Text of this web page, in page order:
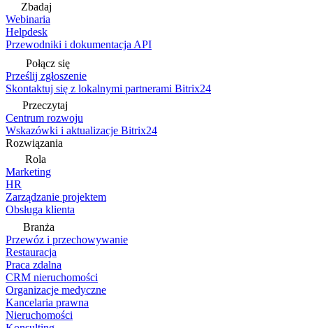
Zbadaj
Webinaria
Helpdesk
Przewodniki i dokumentacja API
Połącz się
Prześlij zgłoszenie
Skontaktuj się z lokalnymi partnerami Bitrix24
Przeczytaj
Centrum rozwoju
Wskazówki i aktualizacje Bitrix24
Rozwiązania
Rola
Marketing
HR
Zarządzanie projektem
Obsługa klienta
Branża
Przewóz i przechowywanie
Restauracja
Praca zdalna
CRM nieruchomości
Organizacje medyczne
Kancelaria prawna
Nieruchomości